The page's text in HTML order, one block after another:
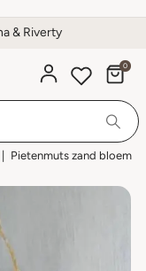
& Riverty
0
Pietenmuts zand bloem